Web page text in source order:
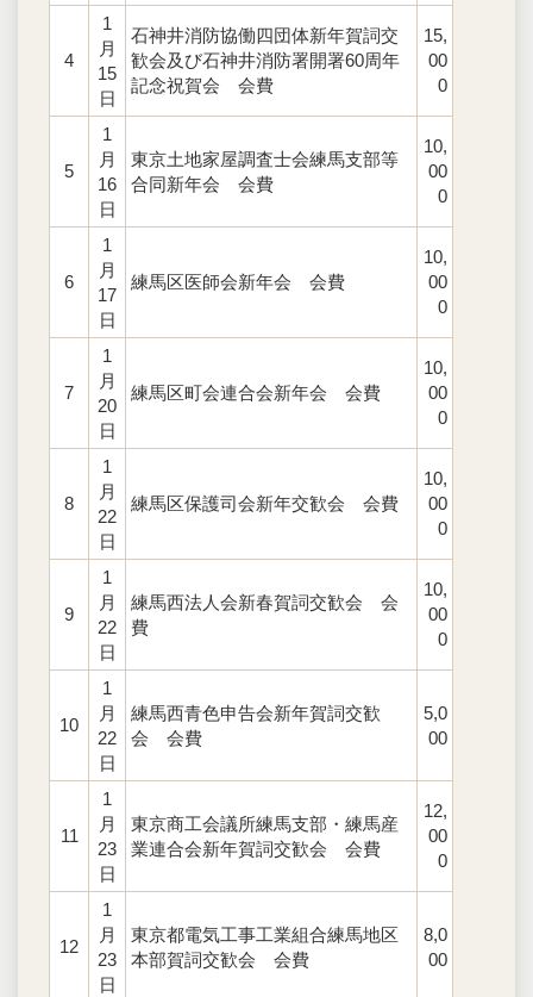
4
1
月
15
日
石神井消防協働四団体新年賀詞交
歓会及び石神井消防署開署60周年
記念祝賀会 会費
15,
00
0
5
1
月
16
日
東京土地家屋調査士会練馬支部等
合同新年会 会費
10,
00
0
6
1
月
17
日
練馬区医師会新年会 会費
10,
00
0
7
1
月
20
日
練馬区町会連合会新年会 会費
10,
00
0
8
1
月
22
日
練馬区保護司会新年交歓会 会費
10,
00
0
9
1
月
22
日
練馬西法人会新春賀詞交歓会 会
費
10,
00
0
10
1
月
22
日
練馬西青色申告会新年賀詞交歓
会 会費
5,0
00
11
1
月
23
日
東京商工会議所練馬支部・練馬産
業連合会新年賀詞交歓会 会費
12,
00
0
12
1
月
23
日
東京都電気工事工業組合練馬地区
本部賀詞交歓会 会費
8,0
00